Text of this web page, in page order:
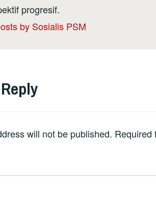
progresif.
by Sosialis PSM
will not be published. Required